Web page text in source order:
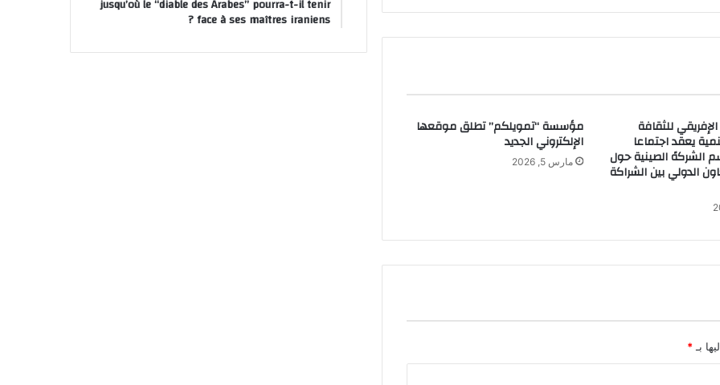
الإفريقي للثقافة
يعقد اجتماعا
الشركهً الصينية حول
الدولي بين الشراكة
مؤسسة “تمويلكم” تطلق موقعها
الإلكتروني الجديد
مارس 5, 2026
بـ *
jusqu’où le “diable des Arabes” pourra-t-il tenir
face à ses maîtres iraniens ?